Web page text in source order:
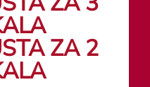
ZA 2